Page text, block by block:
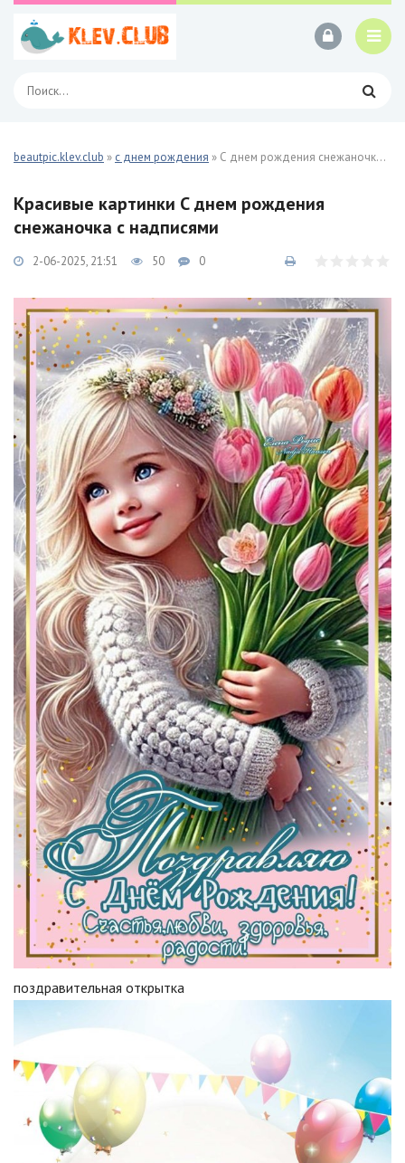
beautpic.klev.club » с днем рождения » С днем рождения снежаночка 42 фото
Красивые картинки С днем рождения
снежаночка с надписями
2-06-2025, 21:51 50 0
поздравительная открытка